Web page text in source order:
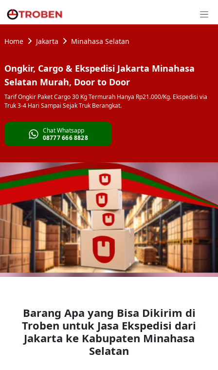
Home Jakarta Minahasa Selatan
Ongkir, Cargo & Ekspedisi Jakarta Minahasa
Selatan Murah, Door to Door
Tarif Ongkir Paket Cargo 30 Kg Termurah Hanya Rp21.000/Kg. Ekspedisi via
Truk 3-4 Hari Sampai Sejak Truk Berangkat.
Chat Whatsapp
08777 666 8828
Barang Apa yang Bisa Dikirim di
Troben untuk Jasa Ekspedisi dari
Jakarta ke Kabupaten Minahasa
Selatan